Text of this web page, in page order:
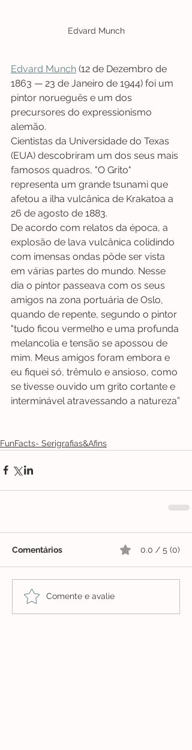
Edvard Munch
Edvard Munch (12 de Dezembro de
1863 — 23 de Janeiro de 1944) foi um
pintor norueguês e um dos
precursores do expressionismo
alemão.
Cientistas da Universidade do Texas
(EUA) descobriram um dos seus mais
famosos quadros, "O Grito"
representa um grande tsunami que
afetou a ilha vulcânica de Krakatoa a
26 de agosto de 1883.
De acordo com relatos da época, a
explosão de lava vulcânica colidindo
com imensas ondas pôde ser vista
em várias partes do mundo. Nesse
dia o pintor passeava com os seus
amigos na zona portuária de Oslo,
quando de repente, segundo o pintor
"tudo ficou vermelho e uma profunda
melancolia e tensão se apossou de
mim. Meus amigos foram embora e
eu fiquei só, trêmulo e ansioso, como
se tivesse ouvido um grito cortante e
interminável atravessando a natureza”
FunFacts- Serigrafias&Afins
Comentários 0.0 / 5 (0)
Comente e avalie